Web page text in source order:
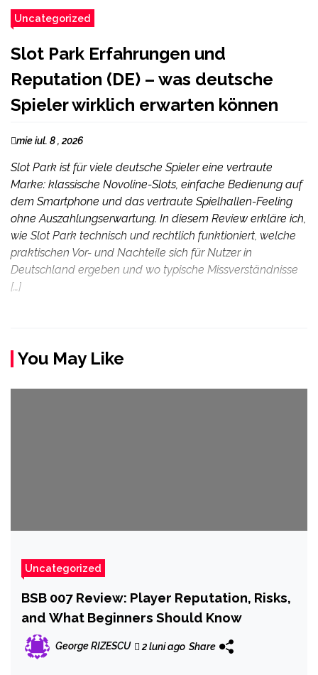
Uncategorized
Slot Park Erfahrungen und
Reputation (DE) – was deutsche
Spieler wirklich erwarten können
mie iul. 8 , 2026
Slot Park ist für viele deutsche Spieler eine vertraute
Marke: klassische Novoline-Slots, einfache Bedienung auf
dem Smartphone und das vertraute Spielhallen-Feeling
ohne Auszahlungserwartung. In diesem Review erkläre ich,
wie Slot Park technisch und rechtlich funktioniert, welche
praktischen Vor- und Nachteile sich für Nutzer in
Deutschland ergeben und wo typische Missverständnisse
[…]
You May Like
Uncategorized
BSB 007 Review: Player Reputation, Risks,
and What Beginners Should Know
George RIZESCU 2 luni ago Share